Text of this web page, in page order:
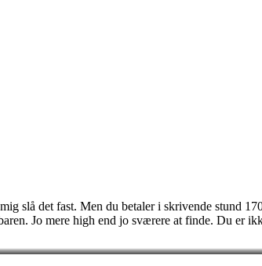
slå det fast. Men du betaler i skrivende stund
Jo mere high end jo sværere at finde. Du er